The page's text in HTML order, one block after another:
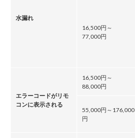
水漏れ
16,500円～
77,000円
エラーコードがリモ
コンに表示される
16,500円～
88,000円
55,000円～176,000
円